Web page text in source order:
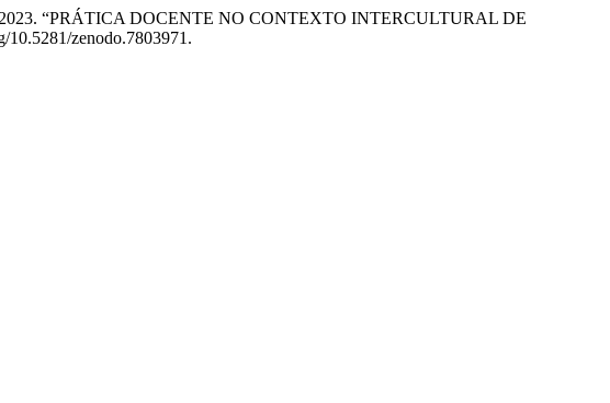
2023. “PRÁTICA DOCENTE NO CONTEXTO INTERCULTURAL DE
10.5281/zenodo.7803971.